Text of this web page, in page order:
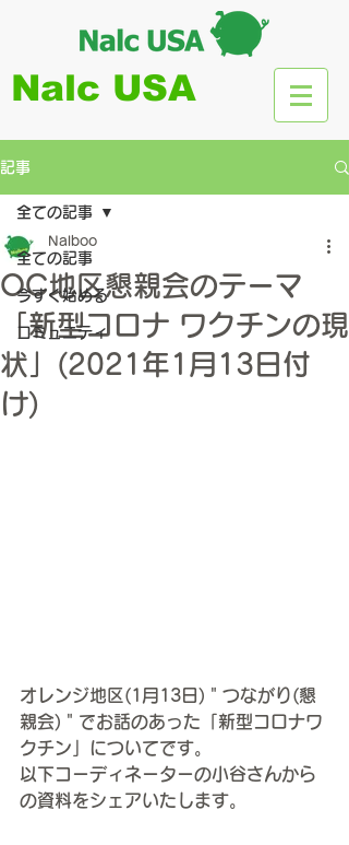
Nalc USA
記事
全ての記事
今すぐ始める
コミュニティ
全ての記事
OC地区懇親会のテーマ
「新型コロナ ワクチンの現
状」(2021年1月13日付
け)
Nalboo
オレンジ地区(1月13日)＂つながり(懇
親会)＂でお話のあった「新型コロナワ
クチン」についてです。
以下コーディネーターの小谷さんから
の資料をシェアいたします。